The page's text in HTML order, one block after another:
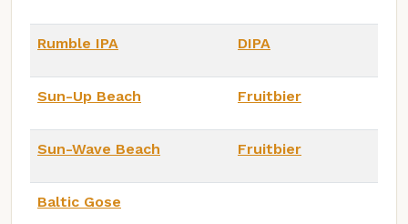
Rumble IPA DIPA
Sun-Up Beach Fruitbier
Sun-Wave Beach Fruitbier
Baltic Gose